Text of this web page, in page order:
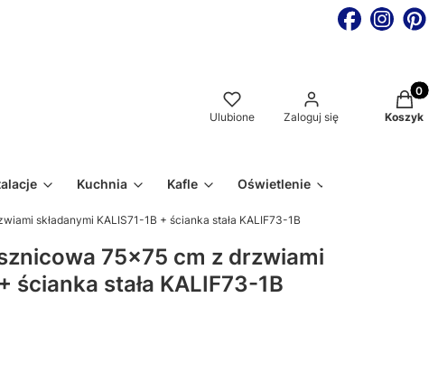
Ulubione Zaloguj się Koszyk
Kuchnia Kafle Oświetlenie
składanymi KALIS71-1B + ścianka stała KALIF73-1B
75x75 cm z drzwiami
ścianka stała KALIF73-1B